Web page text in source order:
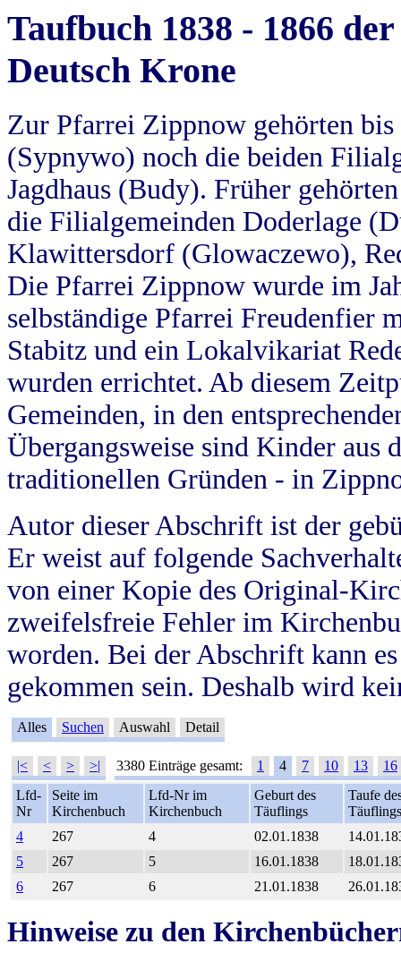
Taufbuch 1838 - 1866
Deutsch Krone
Zur Pfarrei Zippnow gehörten
(Sypnywo) noch die beiden
Jagdhaus (Budy). Früher
die Filialgemeinden Doderlage
Klawittersdorf (Glowaczewo),
Die Pfarrei Zippnow wurde im
selbständige Pfarrei Freudenfier
Stabitz und ein Lokalvikariat
wurden errichtet. Ab diesem
Gemeinden, in den
Übergangsweise sind Kinder aus
traditionellen Gründen - in
Autor dieser Abschrift ist der
Er weist auf folgende
von einer Kopie des Original-
zweifelsfreie Fehler im
worden. Bei der Abschrift kann
gekommen sein. Deshalb wird
Alles Suchen Auswahl Detail
|< < > >| 3380 Einträge gesamt: 1 4 7 10 13
16
Lfd-
Nr
Seite im
Kirchenbuch
Lfd-Nr im
Kirchenbuch
Geburt des
Täuflings
Taufe
Täuflings
4
267 4 02.01.1838
5
267 5 16.01.1838
6
267 6 21.01.1838
Hinweise zu den